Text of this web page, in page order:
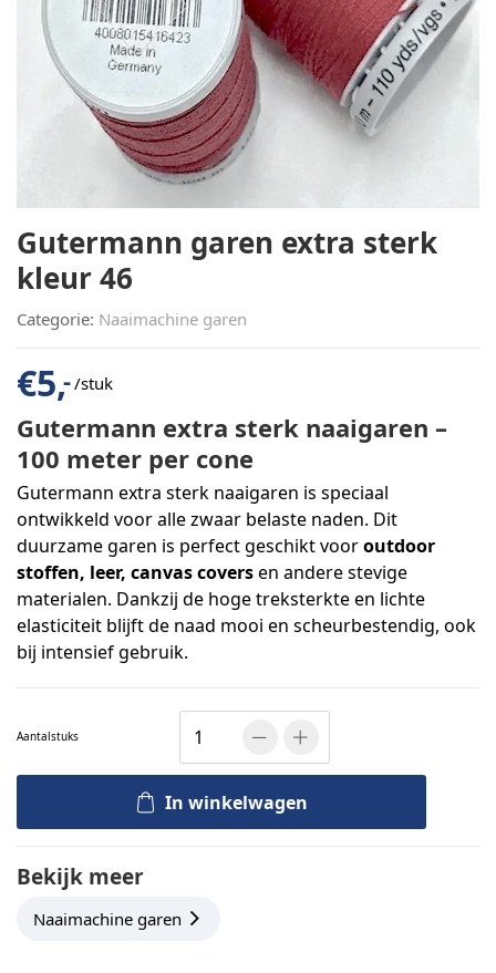
Gutermann garen extra sterk
kleur 46
Categorie: Naaimachine garen
€5,-/stuk
Gutermann extra sterk naaigaren –
100 meter per cone
Gutermann extra sterk naaigaren is speciaal
ontwikkeld voor alle zwaar belaste naden. Dit
duurzame garen is perfect geschikt vooroutdoor
stoffen, leer, canvas coversen andere stevige
materialen. Dankzij de hoge treksterkte en lichte
elasticiteit blijft de naad mooi en scheurbestendig, ook
bij intensief gebruik.
Aantalstuks
In winkelwagen
Bekijk meer
Naaimachine garen